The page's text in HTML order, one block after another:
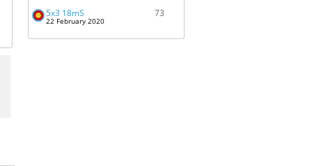
5x3 18mS
22 February 2020
73